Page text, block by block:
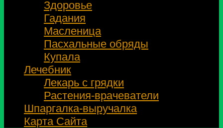
Здоровье
Гадания
Масленица
Пасхальные обряды
Купала
Лечебник
Лекарь с грядки
Растения-врачеватели
Шпаргалка-выручалка
Карта Сайта